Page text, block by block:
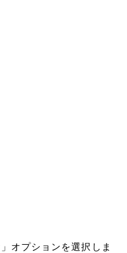
オプションを選択しま